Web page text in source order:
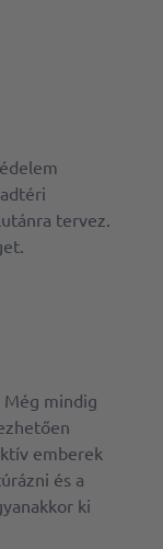
tervez.
Még mindig
emberek
és a
ki